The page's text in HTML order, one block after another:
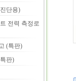
단용)
전력 측정로
(특판)
판)